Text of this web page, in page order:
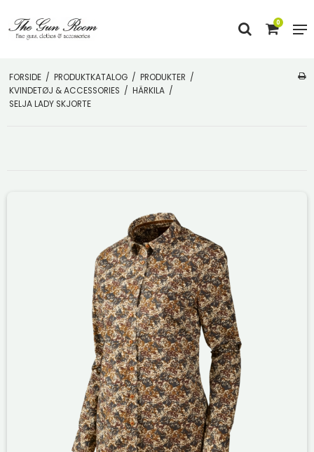
0
FORSIDE / PRODUKTKATALOG / PRODUKTER /
KVINDETØJ & ACCESSORIES / HÄRKILA /
SELJA LADY SKJORTE